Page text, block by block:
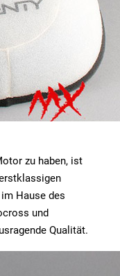
zu haben, ist
Hause des
und
Qualität.